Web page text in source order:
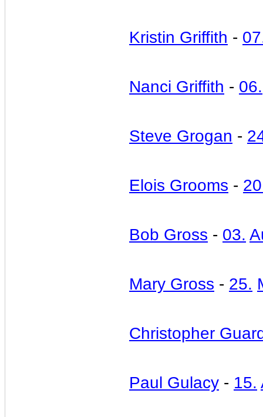
Kristin Griffith -
Nanci Griffith - 06.
Steve Grogan -
Elois Grooms -
Bob Gross - 03.
Mary Gross - 25.
Christopher
Paul Gulacy - 15.